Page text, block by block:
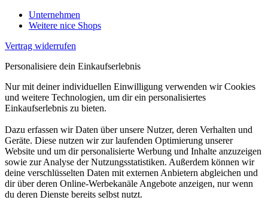
Unternehmen
Weitere nice Shops
Vertrag widerrufen
Personalisiere dein Einkaufserlebnis
Nur mit deiner individuellen Einwilligung verwenden wir Cookies
und weitere Technologien, um dir ein personalisiertes
Einkaufserlebnis zu bieten.
Dazu erfassen wir Daten über unsere Nutzer, deren Verhalten und
Geräte. Diese nutzen wir zur laufenden Optimierung unserer
Website und um dir personalisierte Werbung und Inhalte anzuzeigen
sowie zur Analyse der Nutzungsstatistiken. Außerdem können wir
deine verschlüsselten Daten mit externen Anbietern abgleichen und
dir über deren Online-Werbekanäle Angebote anzeigen, nur wenn
du deren Dienste bereits selbst nutzt.